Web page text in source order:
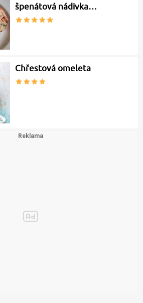
špenátová nádivka…
Chřestová omeleta